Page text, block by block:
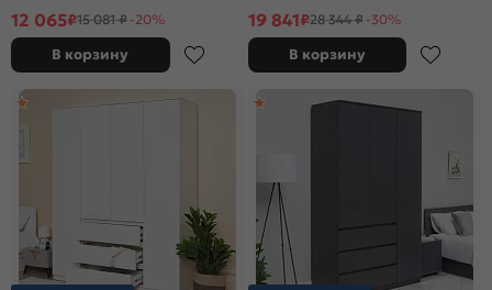
12 065₽15 081 ₽ -20%
В корзину
19 841₽28 344 ₽ -30%
В корзину